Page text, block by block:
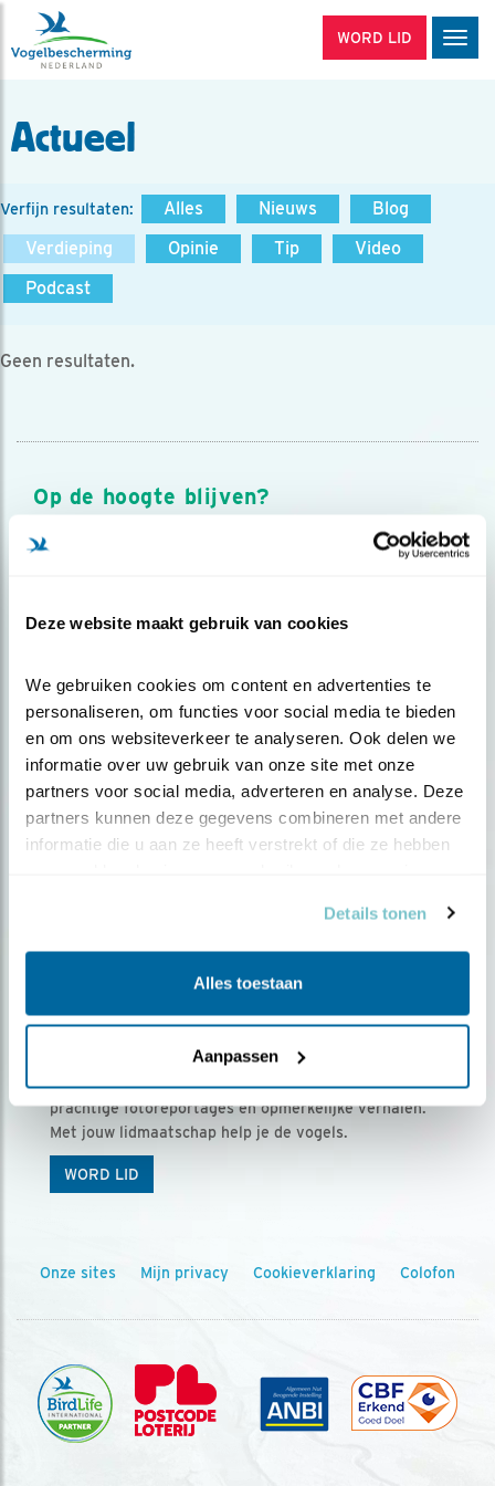
Deze website maakt gebruik van cookies
We gebruiken cookies om content en advertenties te
personaliseren, om functies voor social media te bieden
en om ons websiteverkeer te analyseren. Ook delen we
informatie over uw gebruik van onze site met onze
partners voor social media, adverteren en analyse. Deze
partners kunnen deze gegevens combineren met andere
informatie die u aan ze heeft verstrekt of die ze hebben
Details tonen
Alles toestaan
Aanpassen
WORD LID
Actueel
Verfijn resultaten: Alles Nieuws
Blog
Verdieping
Opinie Tip
Video
Podcast
Geen resultaten.
Op de hoogte blijven?
Meld je aan en ontvang nieuws, inspiratie, acties en tips
over vogels en activiteiten van Vogelbescherming.
Ontvang 5 x Vogels voor € 36,00 per jaar
Vogels is het tijdschrift voor onze leden, met
prachtige fotoreportages en opmerkelijke verhalen.
Met jouw lidmaatschap help je de vogels.
WORD LID
Onze sites Mijn privacy Cookieverklaring Colofon